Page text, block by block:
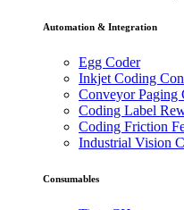
Automation & Integration
Egg Coder
Inkjet Coding
Conveyor Paging
Coding Label
Coding Friction
Industrial Vision
Consumables